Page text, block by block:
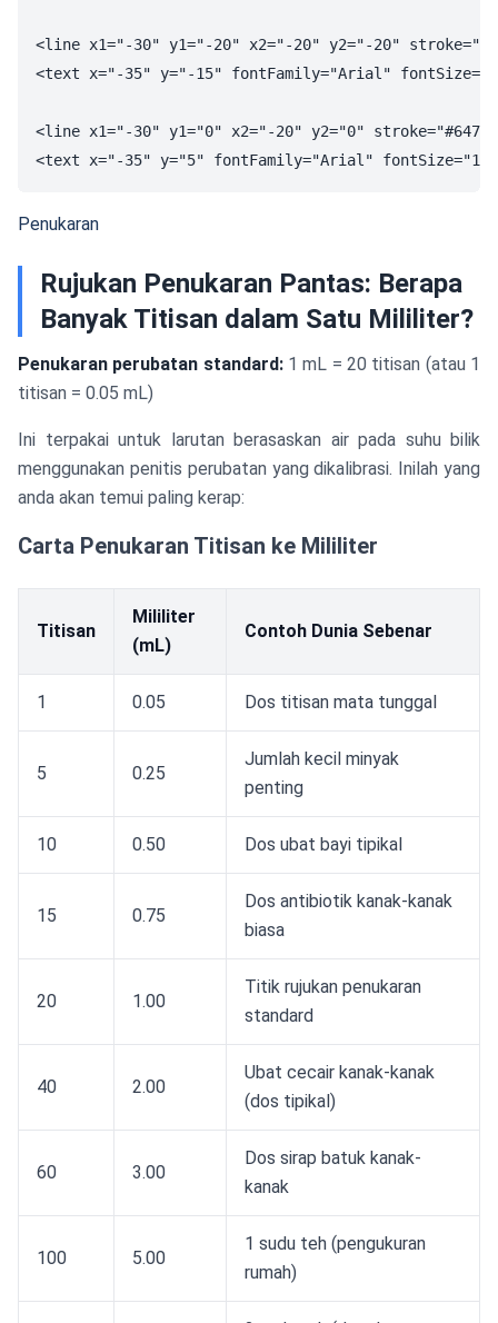
<line x1="-30" y1="-20" x2="-20" y2="-20"
<text x="-35" y="-15" fontFamily="Arial"
<line x1="-30" y1="0" x2="-20" y2="0"
Penukaran
Rujukan Penukaran Pantas: Berapa
Banyak Titisan dalam Satu Mililiter?
Penukaran perubatan standard:1 mL = 20 titisan (atau 1
titisan = 0.05 mL)
Ini terpakai untuk larutan berasaskan air pada suhu bilik
menggunakan penitis perubatan yang dikalibrasi. Inilah yang
anda akan temui paling kerap:
Carta Penukaran Titisan ke Mililiter
Titisan
Mililiter
(mL)
Contoh Dunia Sebenar
1 0.05 Dos titisan mata tunggal
5 0.25
Jumlah kecil minyak
penting
10 0.50 Dos ubat bayi tipikal
15 0.75
Dos antibiotik kanak-kanak
biasa
20 1.00
Titik rujukan penukaran
standard
40 2.00
Ubat cecair kanak-kanak
(dos tipikal)
60 3.00
Dos sirap batuk kanak-
kanak
100 5.00
1 sudu teh (pengukuran
rumah)